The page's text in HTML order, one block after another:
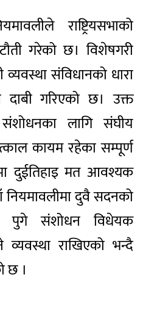
राष्ट्रियसभाको
गरेको छ। विशेषगरी
संविधानको धारा
दाबी गरिएको छ। उक्त
लागि संघीय
कायम रहेका सम्पूर्ण
दुईतिहाइ मत आवश्यक
नियमावलीमा दुवै सदनको
पुगे संशोधन विधेयक
व्यवस्था राखिएको भन्दै
छ ।